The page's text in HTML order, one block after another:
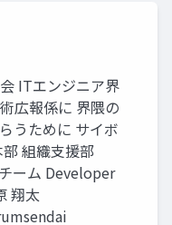
ITエンジニア界
広報係に 界隈の
うために サイボ
組織支援部
ーム Developer
翔太